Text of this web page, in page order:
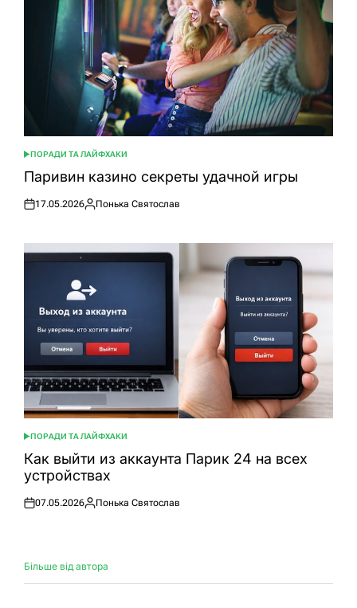
ОПУБЛІКУВАТИ
У
ПОРАДИ ТА ЛАЙФХАКИ
Паривин казино секреты удачной игры
Оприлюднено
17.05.2026
Опубліковано
Понька Святослав
ОПУБЛІКУВАТИ
У
ПОРАДИ ТА ЛАЙФХАКИ
Как выйти из аккаунта Парик 24 на всех
устройствах
Оприлюднено
07.05.2026
Опубліковано
Понька Святослав
Більше від автора